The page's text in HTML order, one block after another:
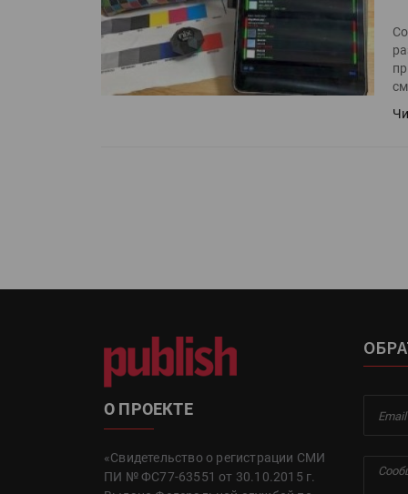
Росприроднадзор
«Калькулятор утилизации»
О ПРОЕКТЕ
«Свидетельство о регистрации СМИ
ПИ № ФС77-63551 от 30.10.2015 г.